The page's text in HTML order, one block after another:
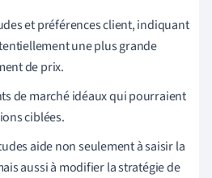
et préférences client, indiquant
une plus grande
de prix.
de marché idéaux qui pourraient
ciblées.
aide non seulement à saisir la
aussi à modifier la stratégie de